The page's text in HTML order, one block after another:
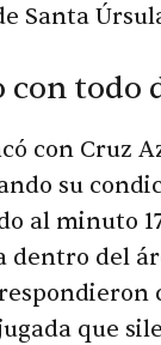
Santa
todo
con Cruz
su
al minuto
dentro del
que